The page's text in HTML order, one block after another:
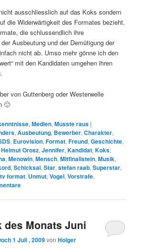
ausschliesslich auf das Koks sondern
die Widerwärtigkeit des Formates bezieht.
die schlussendlich ihre
der Ausbeutung und der Demütigung der
nicht ab. Umso mehr gönne ich den
mit den Kandidaten umgehen ihren
von Guttenberg oder Westerwelle
🙂
,Medien,Musste raus |
,Ausbeutung, Bewerber,Charakter,
, Eurovision,Format,Freund,Geschichte,
Helmut Orosz,Jennifer,Kandidat,Koks,
,Menowin,Mensch,Mitfinalistein,Musik,
,Schicksal,Star,stefan raab,Superstar,
tv format, Unmut,Vogel,Vorstrafe,
des Monats Juni
1 Juli , 2009vonHolger